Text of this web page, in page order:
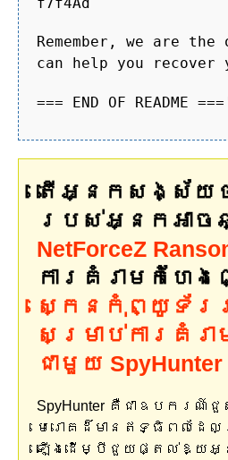
Remember, we are the
can help you
=== END OF README
តើអ្នកសង្ស័យ
របស់អ្នកអាចឆ្
NetForceZ
ការគំរាមកំហែង
ស្កេនកុំព្យូទ័
សម្រាប់ការគំរា
ជាមួយ SpyHunter
SpyHunter គឺជាឧបករណ៍
មេរោគដ៏មានឥទ្ធិពលដែ
ឡើងដើម្បីជួយផ្តល់ឱ្យអ្